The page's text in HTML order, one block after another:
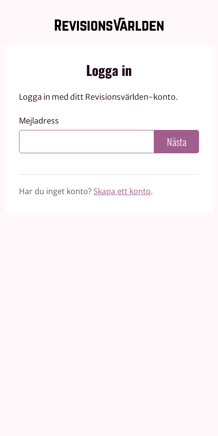
Logga in
Logga in med ditt Revisionsvärlden-konto.
Mejladress
Nästa
Har du inget konto? Skapa ett konto.